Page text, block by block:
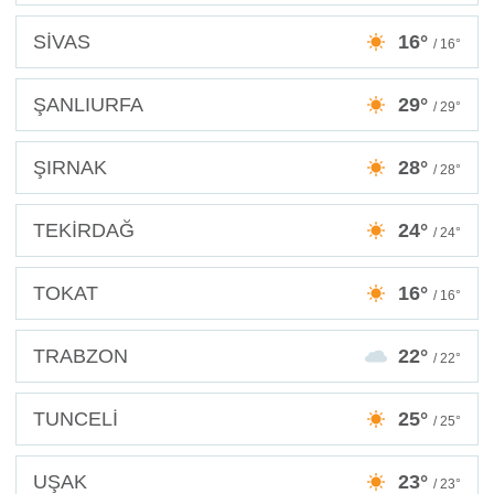
SİVAS 16° / 16°
ŞANLIURFA 29° / 29°
ŞIRNAK 28° / 28°
TEKİRDAĞ 24° / 24°
TOKAT 16° / 16°
TRABZON 22° / 22°
TUNCELİ 25° / 25°
UŞAK 23° / 23°